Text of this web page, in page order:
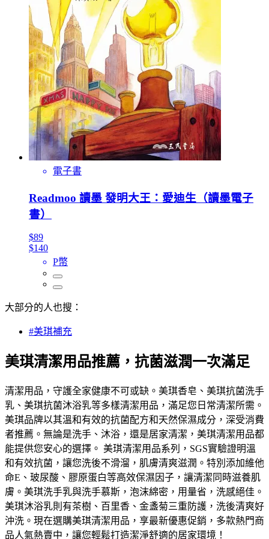
電子書
Readmoo 讀墨 發明大王：愛迪生（讀墨電子
書）
$89
$140
P幣
大部分的人也搜：
#美琪補充
美琪清潔用品推薦，抗菌滋潤一次滿足
清潔用品，守護全家健康不可或缺。美琪香皂、美琪抗菌洗手
乳、美琪抗菌沐浴乳等多樣清潔用品，滿足您日常清潔所需。
美琪品牌以其溫和有效的抗菌配方和天然保濕成分，深受消費
者推薦。無論是洗手、沐浴，還是居家清潔，美琪清潔用品都
能提供您安心的選擇。 美琪清潔用品系列，SGS實驗證明溫
和有效抗菌，讓您洗後不滑溜，肌膚清爽滋潤。特別添加維他
命E、玻尿酸、膠原蛋白等高效保濕因子，讓清潔同時滋養肌
膚。美琪洗手乳與洗手慕斯，泡沫綿密，用量省，洗感絕佳。
美琪沐浴乳則有茶樹、百里香、金盞菊三重防護，洗後清爽好
沖洗。現在選購美琪清潔用品，享最新優惠促銷，多款熱門商
品人氣熱賣中，讓您輕鬆打造潔淨舒適的居家環境！